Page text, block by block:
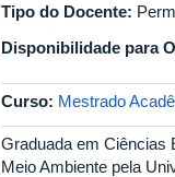
Tipo do Docente:
Disponibilidade para
Curso: Mestrado
Graduada em Ciências
Meio Ambiente pela